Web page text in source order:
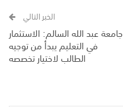
الخبر التالي
جامعة عبد الله السالم: الاستثمار
في التعليم يبدأ من توجيه
الطالب لاختيار تخصصه